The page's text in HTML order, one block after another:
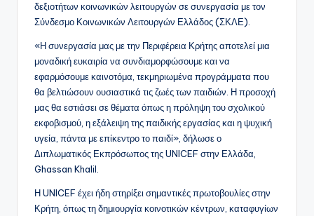
δεξιοτήτων κοινωνικών λειτουργών σε συνεργασία με τον
Σύνδεσμο Κοινωνικών Λειτουργών Ελλάδος (ΣΚΛΕ).
«Η συνεργασία μας με την Περιφέρεια Κρήτης αποτελεί μια
μοναδική ευκαιρία να συνδιαμορφώσουμε και να
εφαρμόσουμε καινοτόμα, τεκμηριωμένα προγράμματα που
θα βελτιώσουν ουσιαστικά τις ζωές των παιδιών. Η προσοχή
μας θα εστιάσει σε θέματα όπως η πρόληψη του σχολικού
εκφοβισμού, η εξάλειψη της παιδικής εργασίας και η ψυχική
υγεία, πάντα με επίκεντρο το παιδί», δήλωσε ο
Διπλωματικός Εκπρόσωπος της UNICEF στην Ελλάδα,
Ghassan Khalil.
Η UNICEF έχει ήδη στηρίξει σημαντικές πρωτοβουλίες στην
Κρήτη, όπως τη δημιουργία κοινοτικών κέντρων, καταφυγίων